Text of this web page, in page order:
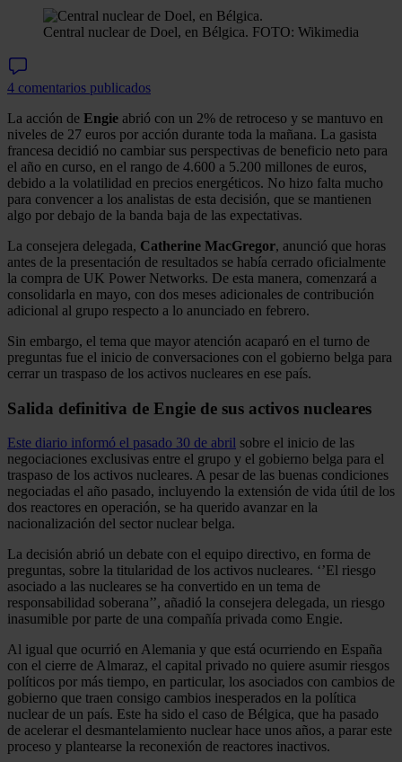
Central nuclear de Doel, en Bélgica. FOTO: Wikimedia
4 comentarios publicados
La acción de Engie abrió con un 2% de retroceso y se mantuvo en
niveles de 27 euros por acción durante toda la mañana. La gasista
francesa decidió no cambiar sus perspectivas de beneficio neto para
el año en curso, en el rango de 4.600 a 5.200 millones de euros,
debido a la volatilidad en precios energéticos. No hizo falta mucho
para convencer a los analistas de esta decisión, que se mantienen
algo por debajo de la banda baja de las expectativas.
La consejera delegada, Catherine MacGregor, anunció que horas
antes de la presentación de resultados se había cerrado oficialmente
la compra de UK Power Networks. De esta manera, comenzará a
consolidarla en mayo, con dos meses adicionales de contribución
adicional al grupo respecto a lo anunciado en febrero.
Sin embargo, el tema que mayor atención acaparó en el turno de
preguntas fue el inicio de conversaciones con el gobierno belga para
cerrar un traspaso de los activos nucleares en ese país.
Salida definitiva de Engie de sus activos nucleares
Este diario informó el pasado 30 de abril sobre el inicio de las
negociaciones exclusivas entre el grupo y el gobierno belga para el
traspaso de los activos nucleares. A pesar de las buenas condiciones
negociadas el año pasado, incluyendo la extensión de vida útil de los
dos reactores en operación, se ha querido avanzar en la
nacionalización del sector nuclear belga.
La decisión abrió un debate con el equipo directivo, en forma de
preguntas, sobre la titularidad de los activos nucleares. ‘’El riesgo
asociado a las nucleares se ha convertido en un tema de
responsabilidad soberana’’, añadió la consejera delegada, un riesgo
inasumible por parte de una compañía privada como Engie.
Al igual que ocurrió en Alemania y que está ocurriendo en España
con el cierre de Almaraz, el capital privado no quiere asumir riesgos
políticos por más tiempo, en particular, los asociados con cambios de
gobierno que traen consigo cambios inesperados en la política
nuclear de un país. Este ha sido el caso de Bélgica, que ha pasado
de acelerar el desmantelamiento nuclear hace unos años, a parar este
proceso y plantearse la reconexión de reactores inactivos.